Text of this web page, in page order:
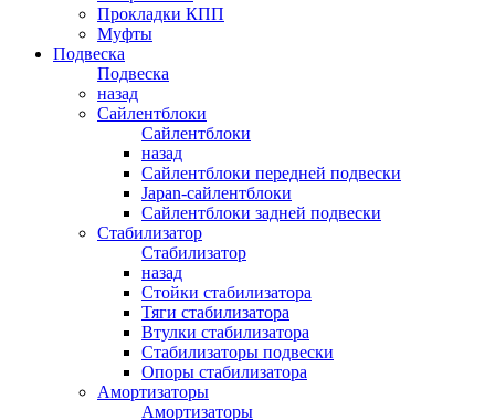
Прокладки КПП
Муфты
Подвеска
Подвеска
назад
Сайлентблоки
Сайлентблоки
назад
Сайлентблоки передней подвески
Japan-сайлентблоки
Сайлентблоки задней подвески
Стабилизатор
Стабилизатор
назад
Стойки стабилизатора
Тяги стабилизатора
Втулки стабилизатора
Стабилизаторы подвески
Опоры стабилизатора
Амортизаторы
Амортизаторы